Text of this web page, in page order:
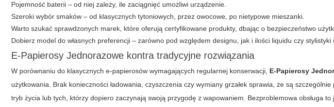
Pojemność baterii – od niej zależy, ile zaciągnięć umożliwi urządzenie.
Szeroki wybór smaków – od klasycznych tytoniowych, przez owocowe, po nietypowe mieszanki.
Warto szukać sprawdzonych marek, które oferują certyfikowane produkty, dbając o bezpieczeństwo
Dobierz model do własnych preferencji – zarówno pod względem designu, jak i ilości liquidu czy stylistyki
E-Papierosy Jednorazowe kontra tradycyjne rozwiązania
W porównaniu do klasycznych e-papierosów wymagających regularnej konserwacji, E-Papierosy
użytkowania. Brak konieczności ładowania, czyszczenia czy wymiany grzałek sprawia, że są
tryb życia lub tych, którzy dopiero zaczynają swoją przygodę z wapowaniem. Bezproblemowa obsługa